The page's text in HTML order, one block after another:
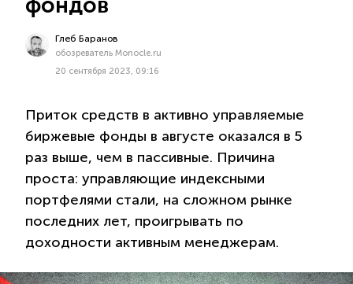
Глеб Баранов
обозреватель Monocle.ru
20 сентября 2023, 09:16
Приток средств в активно управляемые
биржевые фонды в августе оказался в 5
раз выше, чем в пассивные. Причина
проста: управляющие индексными
портфелями стали, на сложном рынке
последних лет, проигрывать по
доходности активным менеджерам.